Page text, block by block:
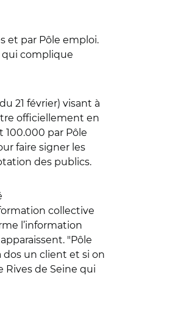
et par Pôle emploi.
qui complique
du 21 février) visant à
officiellement en
100.000 par Pôle
faire signer les
des publics.
collective
l’information
"Pôle
dos un client et si on
Rives de Seine qui